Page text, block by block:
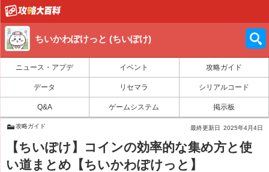
ちいかわぽけっと (ちいぽけ)
ニュース・アプデ イベント 攻略ガイド
データ リセマラ シリアルコード
Q&A ゲームシステム 掲示板
攻略ガイド 最終更新日 2025年4月4日
【ちいぽけ】コインの効率的な集め方と使
い道まとめ【ちいかわぽけっと】